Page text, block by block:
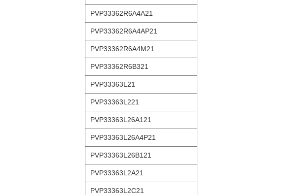
PVP33362R6A4A21
PVP33362R6A4AP21
PVP33362R6A4M21
PVP33362R6B321
PVP33363L21
PVP33363L221
PVP33363L26A121
PVP33363L26A4P21
PVP33363L26B121
PVP33363L2A21
PVP33363L2C21